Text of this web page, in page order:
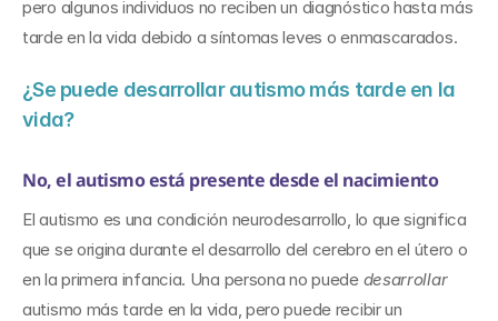
pero algunos individuos no reciben un diagnóstico hasta más
tarde en la vida debido a síntomas leves o enmascarados.
¿Se puede desarrollar autismo más tarde en la
vida?
No, el autismo está presente desde el nacimiento
El autismo es una condición neurodesarrollo, lo que significa
que se origina durante el desarrollo del cerebro en el útero o
en la primera infancia. Una persona no puede desarrollar
autismo más tarde en la vida, pero puede recibir un